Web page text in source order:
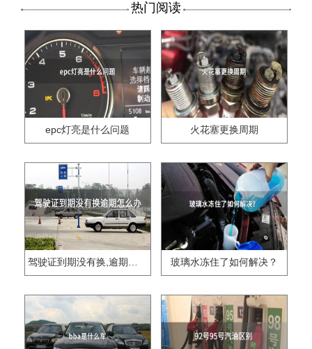
热门阅读
epc灯亮是什么问题 火花塞更换周期
驾驶证到期没有换,逾期怎么办?? 玻璃水冻住了如何解决？